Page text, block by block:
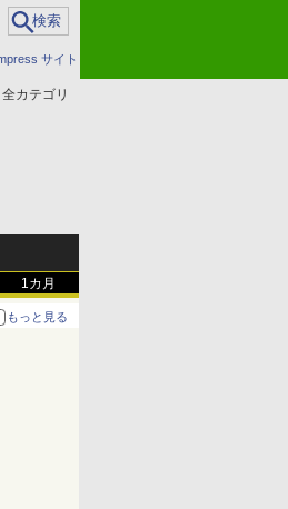
サイト
全カテゴリ
1カ月
もっと見る